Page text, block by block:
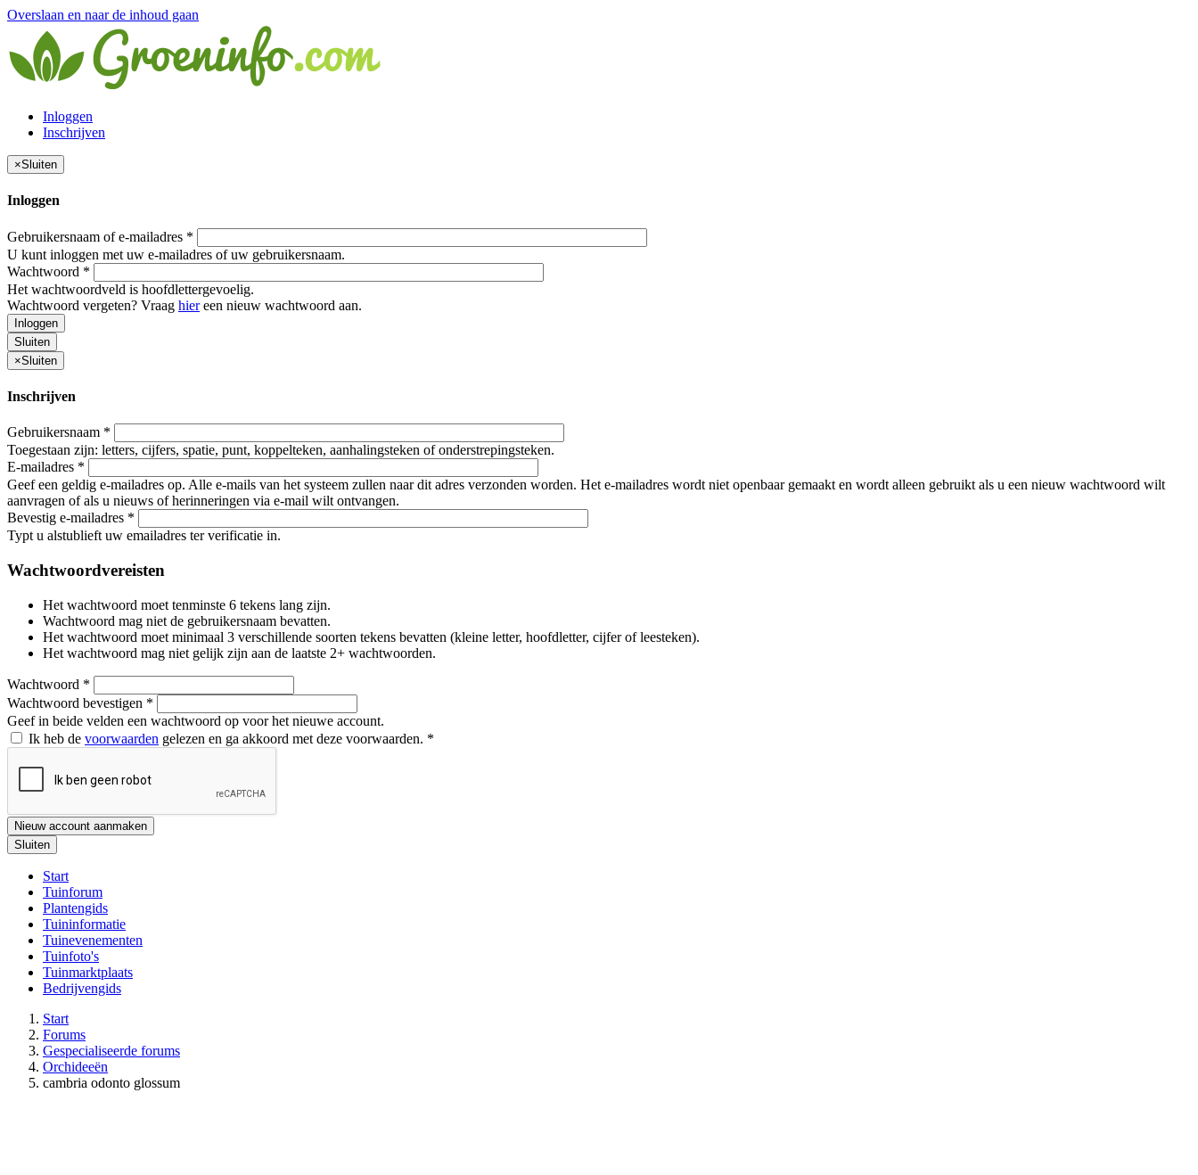
Overslaan en naar de inhoud gaan
Inloggen
Inschrijven
×Sluiten
Inloggen
Gebruikersnaam of e-mailadres *
U kunt inloggen met uw e-mailadres of uw gebruikersnaam.
Wachtwoord *
Het wachtwoordveld is hoofdlettergevoelig.
Wachtwoord vergeten? Vraag hiereen nieuw wachtwoord aan.
Inloggen
Sluiten
×Sluiten
Inschrijven
Gebruikersnaam *
Toegestaan zijn: letters, cijfers, spatie, punt, koppelteken, aanhalingsteken of onderstrepingsteken.
E-mailadres *
Geef een geldig e-mailadres op. Alle e-mails van het systeem zullen naar dit adres verzonden worden. Het e-mailadres wordt niet openbaar gemaakt en wordt alleen gebruikt als u een nieuw wachtwoord wilt
aanvragen of als u nieuws of herinneringen via e-mail wilt ontvangen.
Bevestig e-mailadres *
Typt u alstublieft uw emailadres ter verificatie in.
Wachtwoordvereisten
Het wachtwoord moet tenminste 6 tekens lang zijn.
Wachtwoord mag niet de gebruikersnaam bevatten.
Het wachtwoord moet minimaal 3 verschillende soorten tekens bevatten (kleine letter, hoofdletter, cijfer of leesteken).
Het wachtwoord mag niet gelijk zijn aan de laatste 2+ wachtwoorden.
Wachtwoord *
Wachtwoord bevestigen *
Geef in beide velden een wachtwoord op voor het nieuwe account.
Ik heb de voorwaarden gelezen en ga akkoord met deze voorwaarden. *
Nieuw account aanmaken
Sluiten
Start
Tuinforum
Plantengids
Tuininformatie
Tuinevenementen
Tuinfoto's
Tuinmarktplaats
Bedrijvengids
Start
Forums
Gespecialiseerde forums
Orchideeën
cambria odonto glossum